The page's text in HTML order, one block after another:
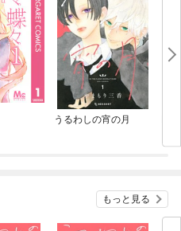
うるわしの宵の月
もっと見る